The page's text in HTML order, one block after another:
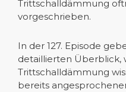
Trittschalldämmung
vorgeschrieben.
In der 127. Episode
detaillierten Überblick,
Trittschalldämmung
bereits